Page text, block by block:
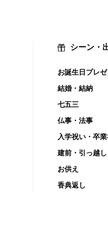
シーン・
お誕生日プレ
結婚・結納
七五三
仏事・法事
入学祝い・卒
建前・引っ越し
お供え
香典返し